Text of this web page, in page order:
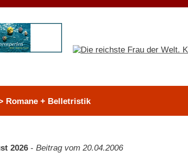
Romane + Belletristik
2026 - Beitrag vom 20.04.2006